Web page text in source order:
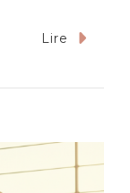
Lire